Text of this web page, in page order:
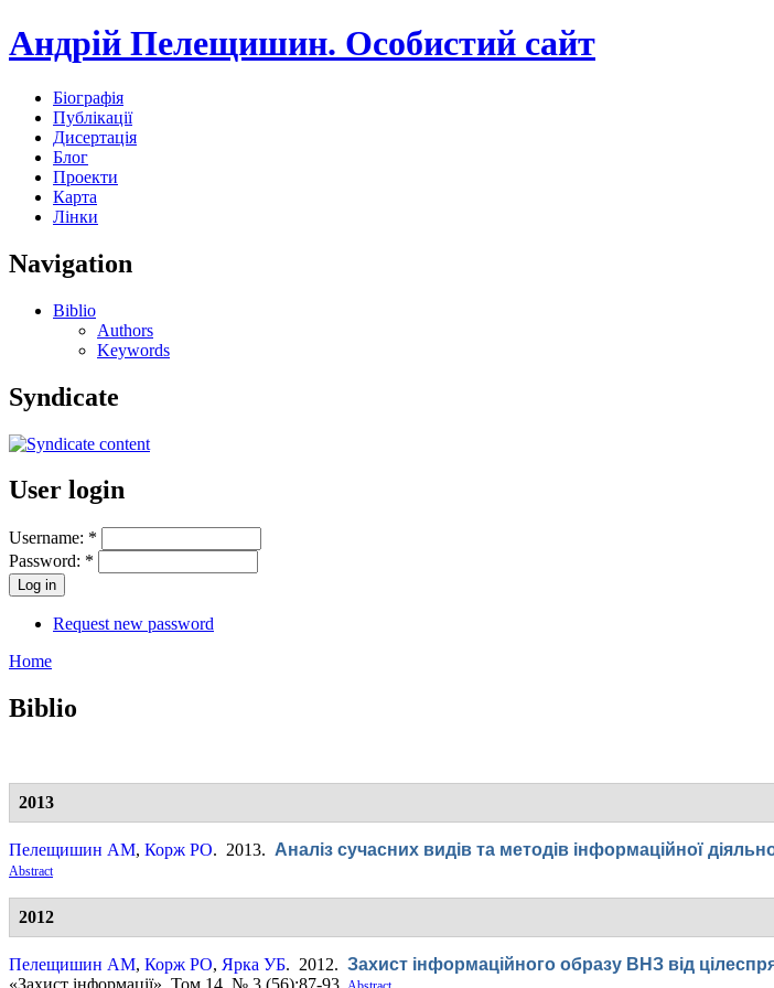
Андрій Пелещишин. Особистий сайт
Біографія
Публікації
Дисертація
Блог
Проекти
Карта
Лінки
Navigation
Biblio
Authors
Keywords
Syndicate
User login
Username: *
Password: *
Request new password
Home
Biblio
2013
Пелещишин АМ, Корж РО. 2013. Аналіз сучасних видів та методів інформаційної
Abstract
2012
Пелещишин АМ, Корж РО, Ярка УБ. 2012. Захист інформаційного образу ВНЗ від